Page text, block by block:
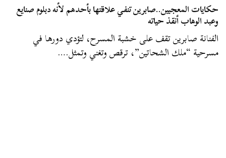
حكايات المعجبين..صابرين تنفي علاقتها بأحدهم لأنه دبلوم صنايع
وعبد الوهاب أنقذ حياته
الفنانة صابرين تقف على خشبة المسرح، لتؤدي دورها في
مسرحية “ملك الشحاتين”، ترقص وتغني وتمثل.…